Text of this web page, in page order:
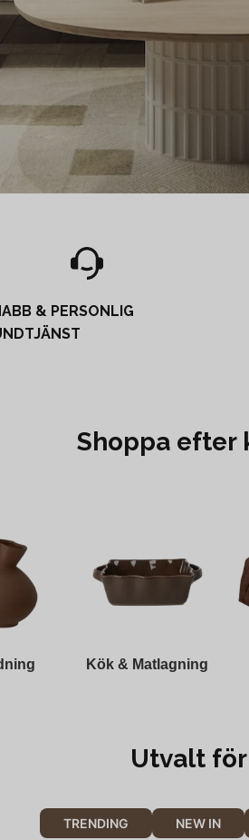
& PERSONLIG
Shoppa efter
Kök & Matlagning
Utvalt
TRENDING NEW IN